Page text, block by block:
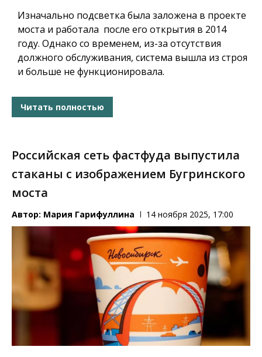
Изначально подсветка была заложена в проекте
моста и работала после его открытия в 2014
году. Однако со временем, из-за отсутствия
должного обслуживания, система вышла из строя
и больше не функционировала.
Читать полностью
Российская сеть фастфуда выпустила
стаканы с изображением Бугринского
моста
Автор: Мария Гарифуллина 14 ноября 2025, 17:00